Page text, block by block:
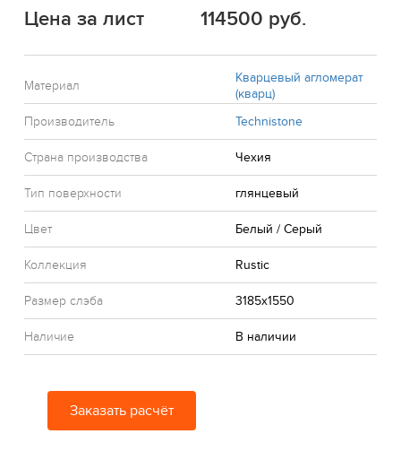
Цена за лист 114500 руб.
Материал
Кварцевый агломерат
(кварц)
Производитель
Technistone
Страна производства Чехия
Тип поверхности глянцевый
Цвет Белый / Серый
Коллекция Rustic
Размер слэба 3185x1550
Наличие В наличии
Заказать расчёт